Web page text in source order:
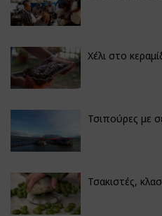
Χέλι στο
Τσιπούρες με
Τσακιστές,